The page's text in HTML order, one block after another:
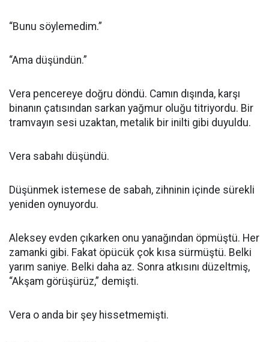
“Bunu söylemedim.”
“Ama düşündün.”
Vera pencereye doğru döndü. Camın dışında, karşı
binanın çatısından sarkan yağmur oluğu titriyordu. Bir
tramvayın sesi uzaktan, metalik bir inilti gibi duyuldu.
Vera sabahı düşündü.
Düşünmek istemese de sabah, zihninin içinde sürekli
yeniden oynuyordu.
Aleksey evden çıkarken onu yanağından öpmüştü. Her
zamanki gibi. Fakat öpücük çok kısa sürmüştü. Belki
yarım saniye. Belki daha az. Sonra atkısını düzeltmiş,
“Akşam görüşürüz,” demişti.
Vera o anda bir şey hissetmemişti.